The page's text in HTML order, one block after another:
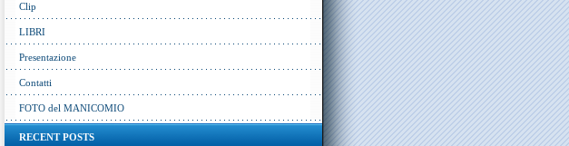
Clip
LIBRI
Presentazione
Contatti
FOTO del MANICOMIO
RECENT POSTS